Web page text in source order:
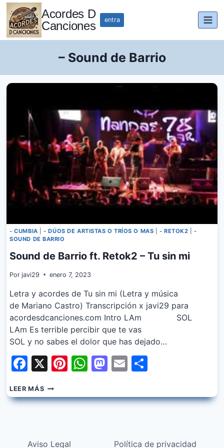
Saltar
contenido
Acordes D
Canciones
entra
– Sound de Barrio
- CUMBIA |- DÚOS DE ARTISTAS O TRÍOS O MAS - RETOK2 |-
SOUND DE BARRIO
Sound de Barrio ft. Retok2 – Tu sin mi
Por javi29 enero 7, 2023
Letra y acordes de Tu sin mi (Letra y música
de Mariano Castro) Transcripción x javi29 para
acordesdcanciones.com Intro LAm SOL
LAm Es terrible percibir que te vas
SOL y no sabes el dolor que has dejado…
Facebook
X Pinterest
WhatsApp
Mastodon
Email
LEER MÁSSOUND
DE
BARRIO
TU
Aviso Legal Política de privacidad